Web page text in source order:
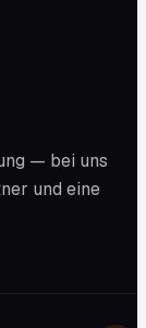
— bei uns
und eine